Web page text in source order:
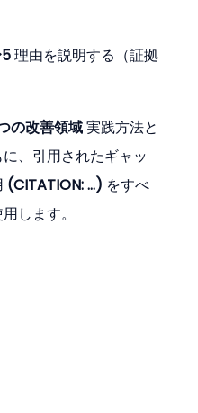
理由を説明する（証拠
の改善領域 実践方法と
、引用されたギャッ
(CITATION: …) をすべ
します。